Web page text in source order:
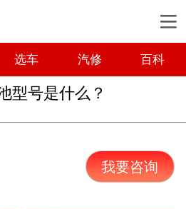
选车 汽修 百科
型号是什么？
我要咨询